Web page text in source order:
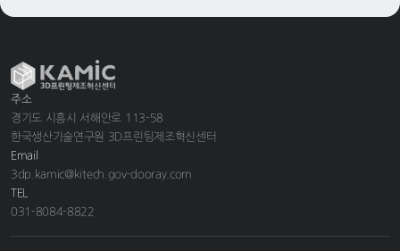
주소
경기도 시흥시 서해안로 113-58
한국생산기술연구원 3D프린팅제조혁신센터
Email
3dp.kamic@kitech.gov-dooray.com
TEL
031-8084-8822